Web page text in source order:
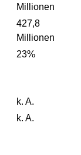
Millionen
427,8
Millionen
23%
k. A.
k. A.